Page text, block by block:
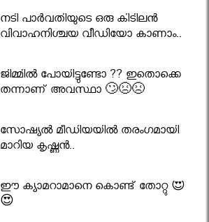
നടി പാർവതിയുടെ ഒരു കിടിലൻ
വിവാഹനിശ്ചയ വീഡിയോ കാണാം..
ജിമ്മിൽ പോയിട്ടുണ്ടോ ?? ഇതൊക്കെ
തന്നാണ് അവസ്ഥാ 🙄😣😣
സോഷ്യൽ മീഡിയയിൽ തരംഗമായി
മാറിയ കൃഷ്ണൻ..
ഈ ക്യാമറാമാനെ കൊണ്ട് തോറ്റു 😍
😍